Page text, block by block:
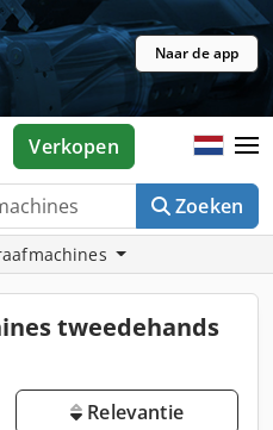
Naar de app
Zoeken
Verkopen
tweedehands
Relevantie